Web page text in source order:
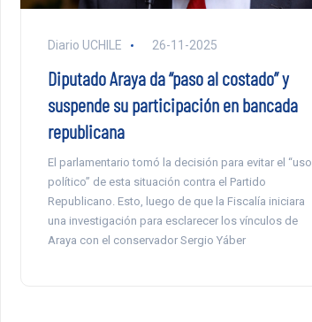
Diario UCHILE 26-11-2025
Diputado Araya da “paso al costado” y
suspende su participación en bancada
republicana
El parlamentario tomó la decisión para evitar el “uso
político” de esta situación contra el Partido
Republicano. Esto, luego de que la Fiscalía iniciara
una investigación para esclarecer los vínculos de
Araya con el conservador Sergio Yáber